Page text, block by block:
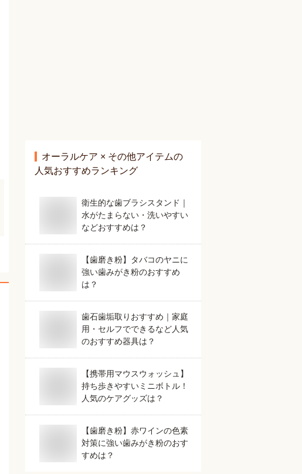
オーラルケア × その他アイテムの
人気おすすめランキング
衛生的な歯ブラシスタンド｜
水がたまらない・洗いやすい
などおすすめは？
【歯磨き粉】タバコのヤニに
強い歯みがき粉のおすすめ
は？
歯石歯垢取りおすすめ｜家庭
用・セルフでできるなど人気
のおすすめ器具は？
【携帯用マウスウォッシュ】
持ち歩きやすいミニボトル！
人気のケアグッズは？
【歯磨き粉】赤ワインの色素
対策に強い歯みがき粉のおす
すめは？